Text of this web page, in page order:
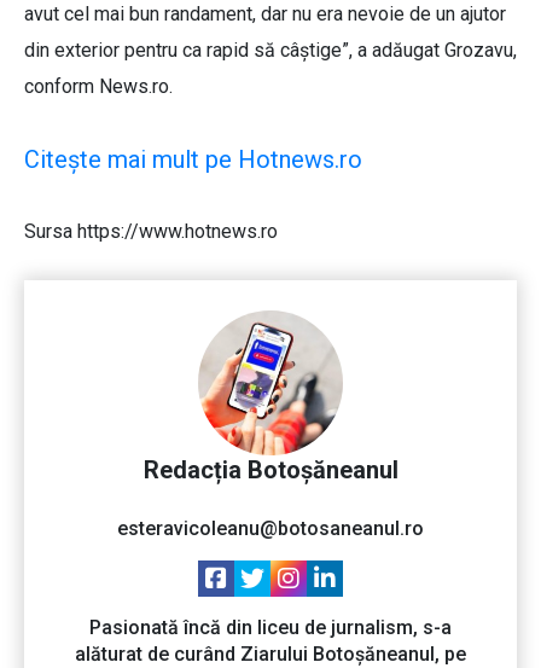
avut cel mai bun randament, dar nu era nevoie de un ajutor
din exterior pentru ca rapid să câştige”, a adăugat Grozavu,
conform News.ro.
Citește mai mult pe Hotnews.ro
Sursa https://www.hotnews.ro
Redacția Botoșăneanul
esteravicoleanu@botosaneanul.ro
Pasionată încă din liceu de jurnalism, s-a
alăturat de curând Ziarului Botoșăneanul, pe